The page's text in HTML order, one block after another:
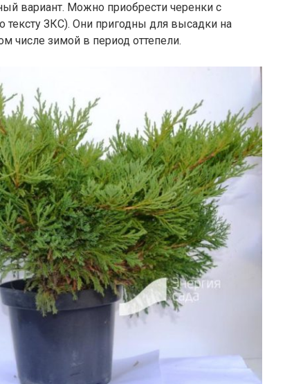
вариант. Можно приобрести черенки с
тексту ЗКС). Они пригодны для высадки на
числе зимой в период оттепели.